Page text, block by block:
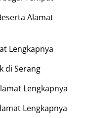
Alamat
Lengkapnya
di Serang
Lengkapnya
Lengkapnya